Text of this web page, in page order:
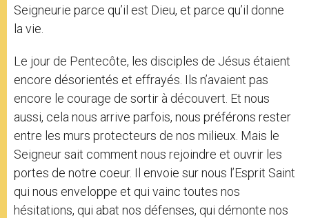
Seigneurie parce qu’il est Dieu, et parce qu’il donne
la vie.
Le jour de Pentecôte, les disciples de Jésus étaient
encore désorientés et effrayés. Ils n’avaient pas
encore le courage de sortir à découvert. Et nous
aussi, cela nous arrive parfois, nous préférons rester
entre les murs protecteurs de nos milieux. Mais le
Seigneur sait comment nous rejoindre et ouvrir les
portes de notre coeur. Il envoie sur nous l’Esprit Saint
qui nous enveloppe et qui vainc toutes nos
hésitations, qui abat nos défenses, qui démonte nos